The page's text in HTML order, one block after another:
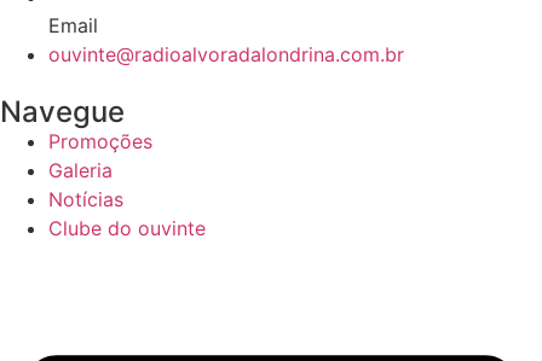
Email
ouvinte@radioalvoradalondrina.com.br
Navegue
Promoções
Galeria
Notícias
Clube do ouvinte